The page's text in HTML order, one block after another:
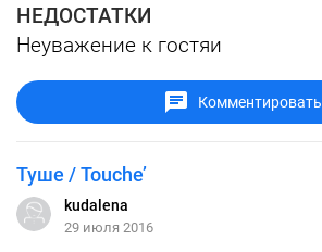
НЕДОСТАТКИ
Неуважение к гостяи
Комментировать
Туше / Touche’
kudalena
29 июля 2016